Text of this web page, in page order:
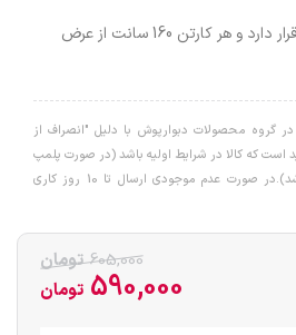
تعداد : در هر کارتن 8 پنل قرار دارد و هر کارتن 160 سانت از عرض
گروه محصولات دبوارپوش با دلیل "انصراف از
است که کالا در شرایط اولیه باشد (در صورت پلمپ
بودن، کالا نباید باز شده باشد).در صورت عدم موجودی ارسال تا 10 روز کاری
605,000 تومان
590,000 تومان